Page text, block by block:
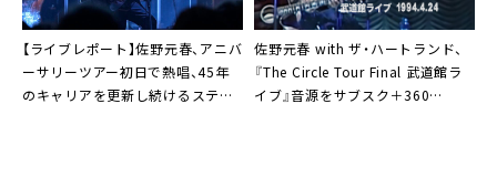
【ライブレポート】佐野元春、アニバ
ーサリーツアー初日で熱唱、45年
のキャリアを更新し続けるステー
佐野元春 with ザ・ハートランド、
『The Circle Tour Final 武道館ラ
イブ』音源をサブスク＋360